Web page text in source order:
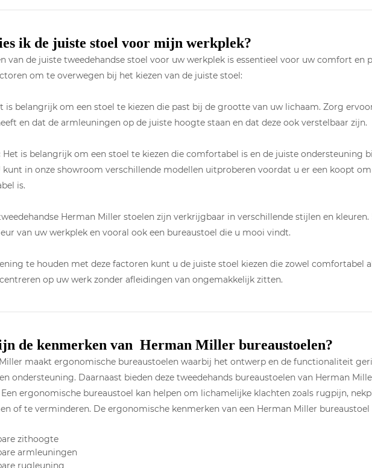
ik de juiste stoel voor mijn werkplek?
van de juiste tweedehandse stoel voor uw werkplek is essentieel voor uw comfort en
om te overwegen bij het kiezen van de juiste stoel:
is belangrijk om een ​​stoel te kiezen die past bij de grootte van uw lichaam. Zorg
en dat de armleuningen op de juiste hoogte staan en dat deze ook verstelbaar zijn.
Het is belangrijk om een stoel te kiezen die comfortabel is en de juiste ondersteuning
kunt in onze showroom verschillende modellen uitproberen voordat u er een koopt
is.
Herman Miller stoelen zijn verkrijgbaar in verschillende stijlen en kleuren.
van uw werkplek en vooral ook een bureaustoel die u mooi vindt.
te houden met deze factoren kunt u de juiste stoel kiezen die zowel comfortabel
op uw werk zonder afleidingen van ongemakkelijk zitten.
de kenmerken van Herman Miller bureaustoelen?
maakt ergonomische bureaustoelen waarbij het ontwerp en de functionaliteit
ondersteuning. Daarnaast bieden deze tweedehands bureaustoelen van Herman
ergonomische bureaustoel kan helpen om lichamelijke klachten zoals rugpijn,
of te verminderen. De ergonomische kenmerken van een Herman Miller bureaustoel
zithoogte
armleuningen
rugleuning